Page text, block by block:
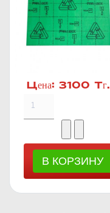
Цена: 3100 Тг.